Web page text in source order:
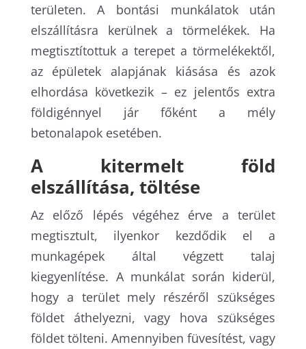
területen. A bontási munkálatok után
elszállításra kerülnek a törmelékek. Ha
megtisztítottuk a terepet a törmelékektől,
az épületek alapjának kiásása és azok
elhordása következik – ez jelentős extra
földigénnyel jár főként a mély
betonalapok esetében.
A kitermelt föld
elszállítása, töltése
Az előző lépés végéhez érve a terület
megtisztult, ilyenkor kezdődik el a
munkagépek által végzett talaj
kiegyenlítése. A munkálat során kiderül,
hogy a terület mely részéről szükséges
földet áthelyezni, vagy hova szükséges
földet tölteni. Amennyiben füvesítést, vagy